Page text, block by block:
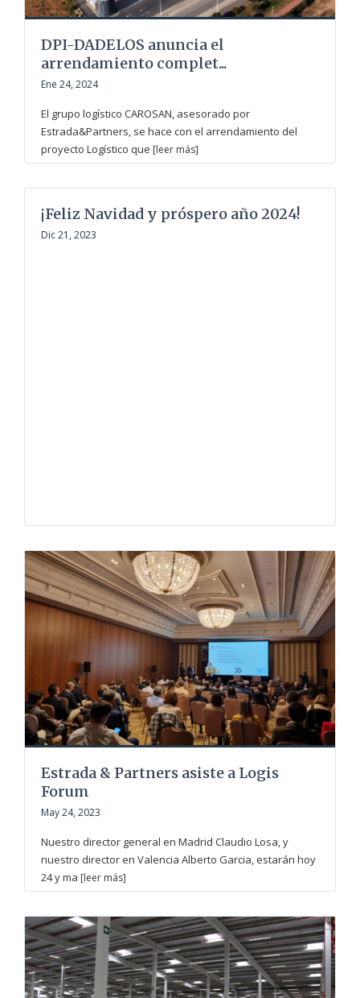
DPI-DADELOS anuncia el
arrendamiento complet...
Ene 24, 2024
El grupo logístico CAROSAN, asesorado por
Estrada&Partners, se hace con el arrendamiento del
proyecto Logístico que [leer más]
¡Feliz Navidad y próspero año 2024!
Dic 21, 2023
Estrada & Partners asiste a Logis
Forum
May 24, 2023
Nuestro director general en Madrid Claudio Losa, y
nuestro director en Valencia Alberto Garcia, estarán hoy
24 y ma [leer más]